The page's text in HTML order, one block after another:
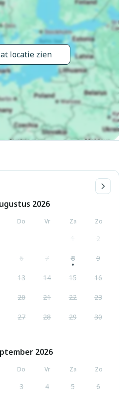
groen. Voor medegebruik: terrein 20
en bomen, openluchtzwembad
seizoensgebonden
26.Sep. openingstijden zwembad:
barbecue. In het huis:
200 m lange toegangsweg
op het terrein. Winkel 3 km,
3 km, zandstrand "Lago di
(9 holes) 18 km. Vergelijkbare
geboekt.
locatie zien
2026
Do Vr Za Zo
1 2
6 7 8 9
13 14 15 16
20 21 22 23
27 28 29 30
2026
Do Vr Za Zo
3 4 5 6